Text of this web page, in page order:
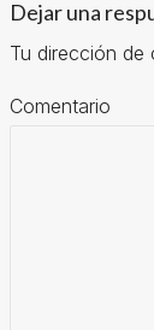
Dejar una
Tu dirección de
Comentario